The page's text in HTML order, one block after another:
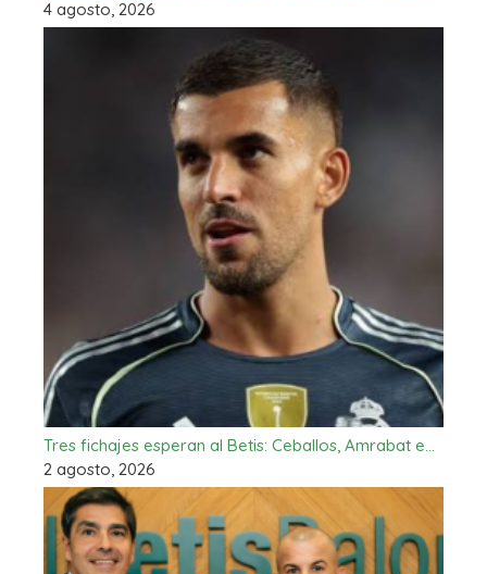
4 agosto, 2026
Tres fichajes esperan al Betis: Ceballos, Amrabat e…
2 agosto, 2026